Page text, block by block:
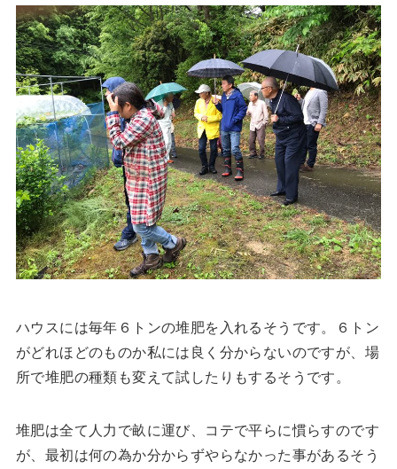
ハウスには毎年６トンの堆肥を入れるそうです。６トン
がどれほどのものか私には良く分からないのですが、場
所で堆肥の種類も変えて試したりもするそうです。
堆肥は全て人力で畝に運び、コテで平らに慣らすのです
が、最初は何の為か分からずやらなかった事があるそう